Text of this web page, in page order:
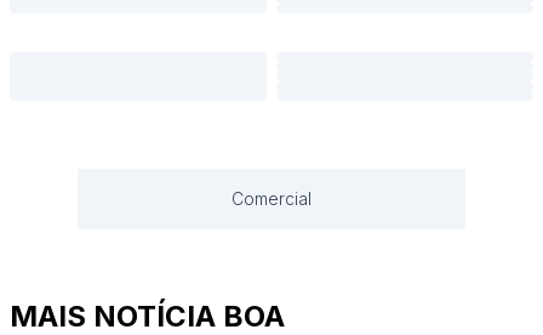
Comercial
MAIS NOTÍCIA BOA